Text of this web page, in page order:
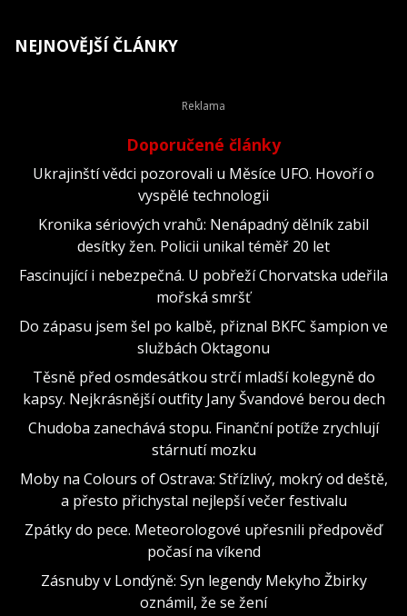
NEJNOVĚJŠÍ ČLÁNKY
Doporučené články
Ukrajinští vědci pozorovali u Měsíce UFO. Hovoří o
vyspělé technologii
Kronika sériových vrahů: Nenápadný dělník zabil
desítky žen. Policii unikal téměř 20 let
Fascinující i nebezpečná. U pobřeží Chorvatska udeřila
mořská smršť
Do zápasu jsem šel po kalbě, přiznal BKFC šampion ve
službách Oktagonu
Těsně před osmdesátkou strčí mladší kolegyně do
kapsy. Nejkrásnější outfity Jany Švandové berou dech
Chudoba zanechává stopu. Finanční potíže zrychlují
stárnutí mozku
Moby na Colours of Ostrava: Střízlivý, mokrý od deště,
a přesto přichystal nejlepší večer festivalu
Zpátky do pece. Meteorologové upřesnili předpověď
počasí na víkend
Zásnuby v Londýně: Syn legendy Mekyho Žbirky
oznámil, že se žení